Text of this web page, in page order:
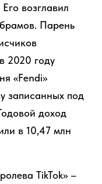
возглавил
Парень
2020 году
«Fendi»
записанных под
доход
в 10,47 млн
TikTok» –